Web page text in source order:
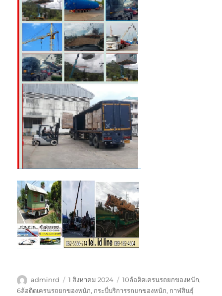
ผู้
เขียน
adminrd
เขียน
เมื่อ
1 สิงหาคม 2024
ป้าย
กำกับ
10ล้อติดเครนรถยกของหนัก,
6ล้อติดเครนรถยกของหนัก, กระบี่บริการรถยกของหนัก, กาฬสินธุ์